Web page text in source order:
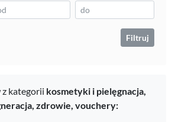
Filtruj
z kategorii kosmetyki i pielęgnacja,
zdrowie, vouchery: